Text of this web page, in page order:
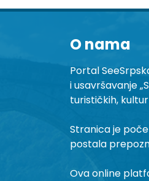
O nama
Portal
i usavršavanje
turističkih,
Stranica je
postala
Ova online